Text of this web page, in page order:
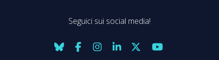
Seguici sui social media!